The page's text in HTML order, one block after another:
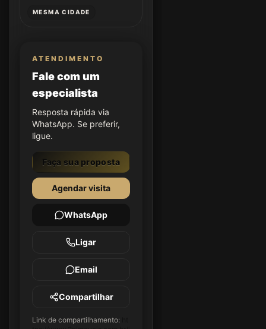
MESMA CIDADE
ATENDIMENTO
Fale com um
especialista
Resposta rápida via
WhatsApp. Se preferir,
ligue.
Faça sua proposta
Agendar visita
WhatsApp
Ligar
Email
Compartilhar
Link de compartilhamento: